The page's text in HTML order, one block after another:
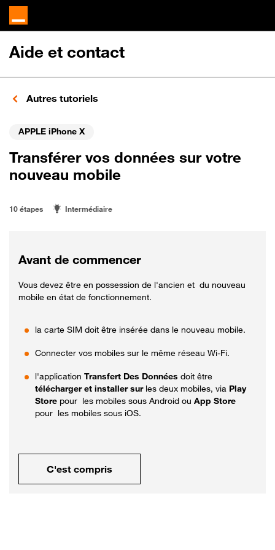
Aide et contact
Autres tutoriels
APPLE iPhone X
Transférer vos données sur votre
nouveau mobile
10 étapes Intermédiaire
Avant de commencer
Vous devez être en possession de l'ancien et du nouveau
mobile en état de fonctionnement.
la carte SIM doit être insérée dans le nouveau mobile.
Connecter vos mobiles sur le même réseau Wi-Fi.
l'application Transfert Des Données doit être
télécharger et installer sur les deux mobiles, via Play
Store pour les mobiles sous Android ou App Store
pour les mobiles sous iOS.
C'est compris